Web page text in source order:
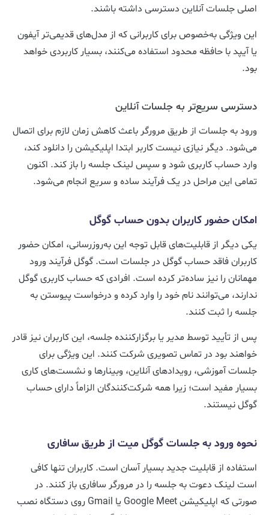
اصلی جلسات آنلاین دسترسی داشته باشند.
این ویژگی به‌خصوص برای کاربرانی که از مدل‌های قدیمی‌تر آیفون
یا آیپد با حافظه محدود استفاده می‌کنند، بسیار کاربردی خواهد
بود.
دسترسی سریع‌تر به جلسات آنلاین
ورود به جلسات از طریق مرورگر باعث کاهش زمان لازم برای اتصال
می‌شود. دیگر نیازی نیست کاربر ابتدا اپلیکیشن را دانلود کند،
وارد حساب کاربری شود و سپس لینک جلسه را باز کند. اکنون
تمامی این مراحل در یک فرآیند ساده و سریع انجام می‌شود.
امکان حضور کاربران بدون حساب گوگل
یکی دیگر از قابلیت‌های قابل توجه این به‌روزرسانی، امکان حضور
کاربران فاقد حساب گوگل در جلسات است. گوگل فرآیند ورود
مهمانان را نیز ساده‌تر کرده است. افرادی که حساب کاربری گوگل
ندارند، می‌توانند نام خود را وارد کرده و درخواست پیوستن به
جلسه را ثبت کنند.
پس از تأیید توسط مدیر یا برگزارکننده جلسه، این کاربران نیز قادر
خواهند بود در تماس تصویری شرکت کنند. این ویژگی برای
جلسات آموزشی، رویدادهای آنلاین، وبینارها و نشست‌های کاری
بسیار مفید است؛ زیرا همه شرکت‌کنندگان الزاماً دارای حساب
گوگل نیستند.
نحوه ورود به جلسات گوگل میت از طریق سافاری
استفاده از قابلیت جدید بسیار آسان است. کاربران تنها کافی
است لینک دعوت به جلسه را در مرورگر سافاری باز کنند. در
صورتی که اپلیکیشن Google Meet یا Gmail روی دستگاه نصب